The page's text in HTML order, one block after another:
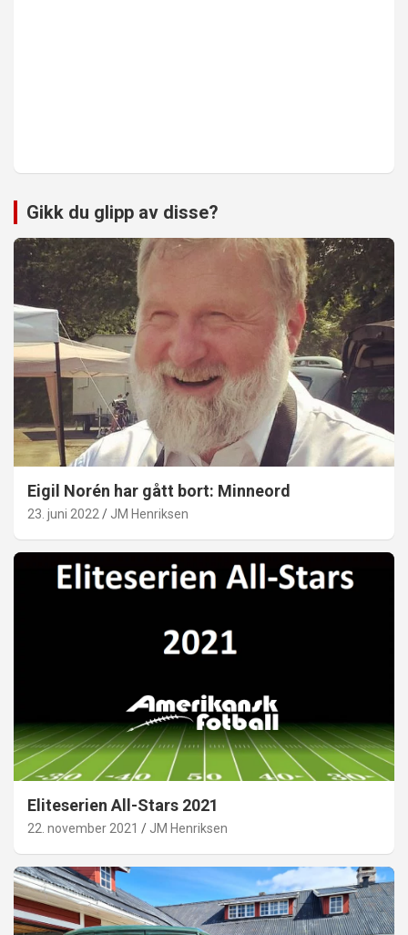
Gikk du glipp av disse?
Eigil Norén har gått bort: Minneord
23. juni 2022 JM Henriksen
Eliteserien All-Stars 2021
22. november 2021 JM Henriksen